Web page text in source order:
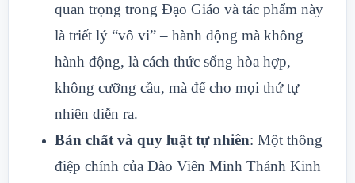
quan trọng trong Đạo Giáo và tác phẩm này
là triết lý “vô vi” – hành động mà không
hành động, là cách thức sống hòa hợp,
không cưỡng cầu, mà để cho mọi thứ tự
nhiên diễn ra.
Bản chất và quy luật tự nhiên: Một thông
điệp chính của Đào Viên Minh Thánh Kinh